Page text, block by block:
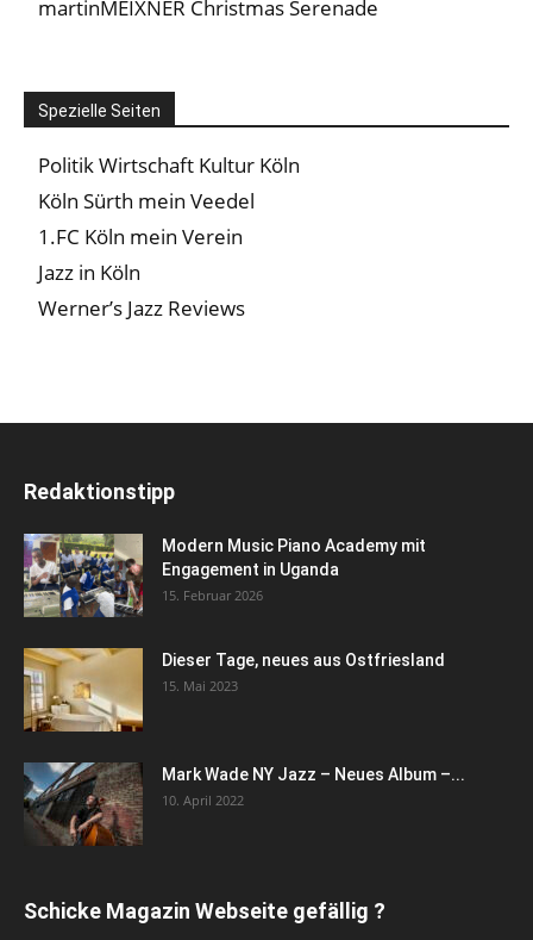
martinMEIXNER Christmas Serenade
Spezielle Seiten
Politik Wirtschaft Kultur Köln
Köln Sürth mein Veedel
1.FC Köln mein Verein
Jazz in Köln
Werner’s Jazz Reviews
Redaktionstipp
Modern Music Piano Academy mit
Engagement in Uganda
15. Februar 2026
Dieser Tage, neues aus Ostfriesland
15. Mai 2023
Mark Wade NY Jazz – Neues Album –...
10. April 2022
Schicke Magazin Webseite gefällig ?